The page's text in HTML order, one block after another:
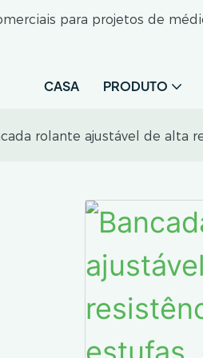
para projetos de
CASA PRODUTO
rolante ajustável de alta